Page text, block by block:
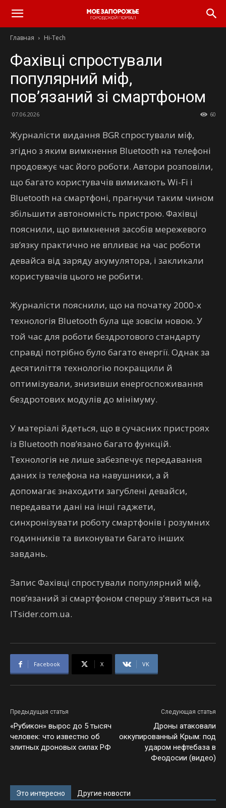
Главная Hi-Tech
Фахівці спростували
популярний міф,
пов’язаний зі смартфоном
07.06.2026 60
Журналісти видання BGR спростували міф,
згідно з яким вимкнення Bluetooth на телефоні
продовжує час його роботи. Автори розповіли,
що багато користувачів вимикають Wi-Fi і
Bluetooth на смартфоні, прагнучи таким чином
збільшити автономність пристрою. Фахівці
пояснили, що вимкнення засобів мережевого
зв’язку практично не впливає на час роботи
девайса від заряду акумулятора, і закликали
користувачів цього не робити.
Журналісти пояснили, що на початку 2000-х
технологія Bluetooth була ще зовсім новою. У
той час для роботи бездротового стандарту
справді потрібно було багато енергії. Однак за
десятиліття технологію покращили й
оптимізували, знизивши енергоспоживання
бездротових модулів до мінімуму.
У матеріалі йдеться, що в сучасних пристроях
із Bluetooth пов’язано багато функцій.
Технологія не лише забезпечує передавання
даних із телефона на навушники, а й
допомагає знаходити загублені девайси,
передавати дані на інші гаджети,
синхронізувати роботу смартфонів і розумних
годинників та виконувати багато інших
завдань.
Запис Фахівці спростували популярний міф,
пов’язаний зі смартфоном спершу з'явиться на
ITsider.com.ua.
Facebook X VK
Предыдущая статья
«Рубикон» вырос до 5 тысяч
человек: что известно об
элитных дроновых силах РФ
Следующая статья
Дроны атаковали
оккупированный Крым: под
ударом нефтебаза в
Феодосии (видео)
Это интересно Другие новости